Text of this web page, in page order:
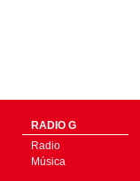
RADIO G
Radio
Música